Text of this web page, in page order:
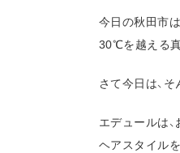
今日の秋田市
30℃を越える
さて今日は、
エデュールは
ヘアスタイル